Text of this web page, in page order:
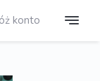
konto